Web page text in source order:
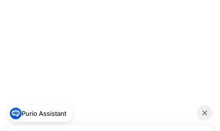
Purio Assistant